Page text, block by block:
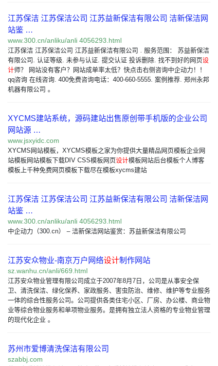
江苏保洁 江苏保洁公司 江苏益新保洁有限公司 洁新保洁网
站鉴 …
www.300.cn/anliku/anli 4056293.html
江苏保洁 江苏保洁公司 江苏益新保洁有限公司 . 服务范围： 苏益新保洁
有限公司. 认证等级. 未参与认证. 提交认证 投诉删除. 找不到好的网页设
计师？ 网站没有客户？网站成单率太低？快点击右侧咨询中企动力！！
qq咨询 在线咨询. 400免费咨询电话：400-660-5555. 案例推荐. 郑州永邦
机器有限公司 。
XYCMS建站系统，源码建站出售原创带手机版的企业公司
网站源 …
www.jsxyidc.com
XYCMS网站模板，XYCMS模板之家为你提供大量精品网页模板企业网
站模板网站模板下载DIV CSS模板网页设计模板网站后台模板个人博客
模板上千种免费网页模板下载尽在模板xycms建站
江苏保洁 江苏保洁公司 江苏益新保洁有限公司 洁新保洁网
站鉴 …
www.300.cn/anliku/anli 4056293.html
中企动力（300.cn） – 洁新保洁网站鉴赏：苏益新保洁有限公司
江苏安众物业-南京万户网络设计制作网站
sz.wanhu.cn/anli/669.html
江苏安众物业管理有限公司成立于2007年8月7日，公司是从事安全保
卫、清洗保洁、绿化保养、家政服务、害虫防治、维修、维护等专业服务
一体的综合性服务公司。公司提供各类住宅小区、厂房、办公楼、商业物
业等综合物业服务和单项物业服务。是拥有独立法人资格的专业物业管理
的现代化企业 。
苏州市爱博清洗保洁有限公司
szabbj.com